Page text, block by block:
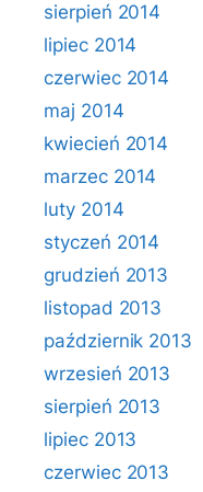
sierpień 2014
lipiec 2014
czerwiec 2014
maj 2014
kwiecień 2014
marzec 2014
luty 2014
styczeń 2014
grudzień 2013
listopad 2013
październik 2013
wrzesień 2013
sierpień 2013
lipiec 2013
czerwiec 2013